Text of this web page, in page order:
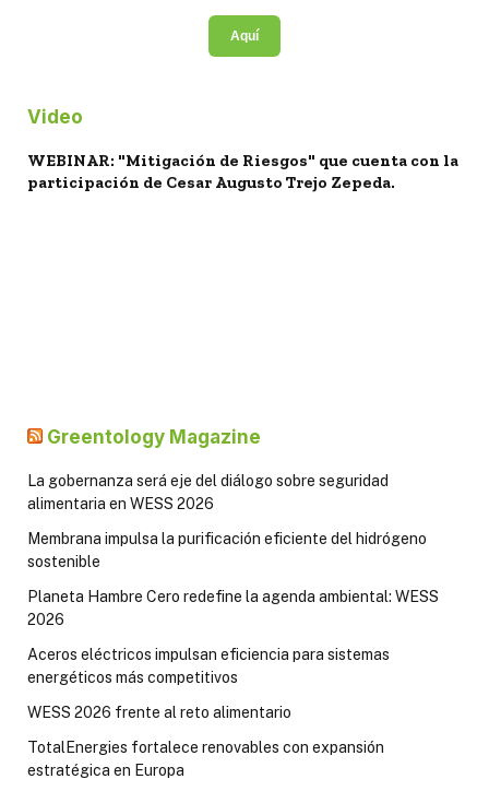
Aquí
Video
WEBINAR: "Mitigación de Riesgos" que cuenta con la
participación de Cesar Augusto Trejo Zepeda.
Greentology Magazine
La gobernanza será eje del diálogo sobre seguridad
alimentaria en WESS 2026
Membrana impulsa la purificación eficiente del hidrógeno
sostenible
Planeta Hambre Cero redefine la agenda ambiental: WESS
2026
Aceros eléctricos impulsan eficiencia para sistemas
energéticos más competitivos
WESS 2026 frente al reto alimentario
TotalEnergies fortalece renovables con expansión
estratégica en Europa